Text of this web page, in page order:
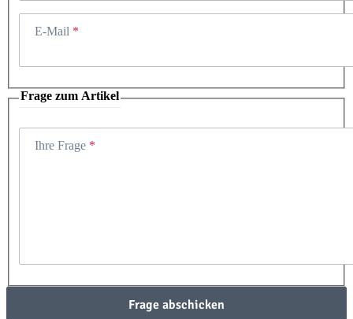
E-Mail
Frage zum Artikel
Ihre Frage
Frage abschicken